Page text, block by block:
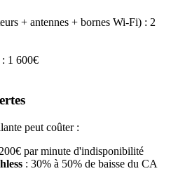
+ antennes + bornes Wi-Fi) : 2
: 1 600€
peut coûter :
par minute d'indisponibilité
: 30% à 50% de baisse du CA